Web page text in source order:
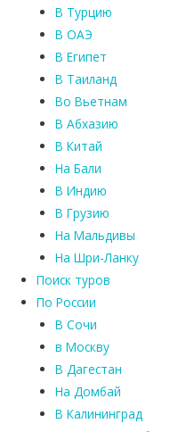
В Турцию
В ОАЭ
В Египет
В Таиланд
Во Вьетнам
В Абхазию
В Китай
На Бали
В Индию
В Грузию
На Мальдивы
На Шри-Ланку
Поиск туров
По России
В Сочи
в Москву
В Дагестан
На Домбай
В Калининград